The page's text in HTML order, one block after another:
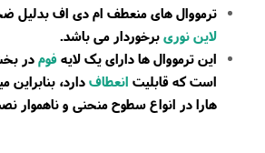
ترمووال های منعطف ام دی اف بدلیل
لاین نوریبرخوردار می باشد.
این ترمووال ها دارای یک لایهفومدر
است که قابلیت انعطافدارد، بنابراین
هارا در انواع سطوح منحنی و ناهموار